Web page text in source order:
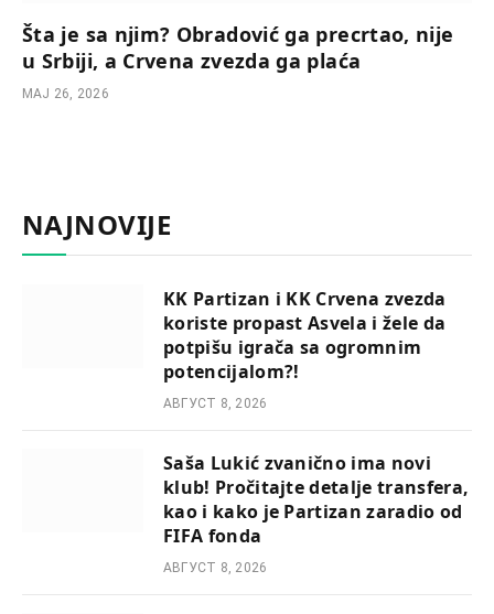
Šta je sa njim? Obradović ga precrtao, nije
u Srbiji, a Crvena zvezda ga plaća
МАЈ 26, 2026
NAJNOVIJE
KK Partizan i KK Crvena zvezda
koriste propast Asvela i žele da
potpišu igrača sa ogromnim
potencijalom?!
АВГУСТ 8, 2026
Saša Lukić zvanično ima novi
klub! Pročitajte detalje transfera,
kao i kako je Partizan zaradio od
FIFA fonda
АВГУСТ 8, 2026